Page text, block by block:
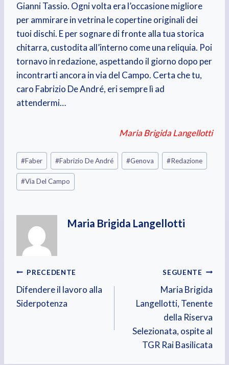
Gianni Tassio. Ogni volta era l’occasione migliore
per ammirare in vetrina le copertine originali dei
tuoi dischi. E per sognare di fronte alla tua storica
chitarra, custodita all’interno come una reliquia. Poi
tornavo in redazione, aspettando il giorno dopo per
incontrarti ancora in via del Campo. Certa che tu,
caro Fabrizio De André, eri sempre lì ad
attendermi…
Maria Brigida Langellotti
Tag
articolo:
#Faber #Fabrizio De André #Genova #Redazione
#Via Del Campo
Maria Brigida Langellotti
Navigazione
articoli
PRECEDENTE
Difendere il lavoro alla
Siderpotenza
SEGUENTE
Maria Brigida
Langellotti, Tenente
della Riserva
Selezionata, ospite al
TGR Rai Basilicata